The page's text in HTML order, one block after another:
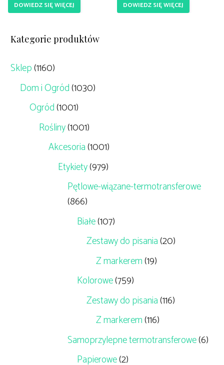
DOWIEDZ SIĘ WIĘCEJ DOWIEDZ SIĘ WIĘCEJ
Kategorie produktów
Sklep(1160)
Dom i Ogród(1030)
Ogród(1001)
Rośliny(1001)
Akcesoria(1001)
Etykiety(979)
Pętlowe-wiązane-termotransferowe
(866)
Białe(107)
Zestawy do pisania(20)
Z markerem(19)
Kolorowe(759)
Zestawy do pisania(116)
Z markerem(116)
Samoprzylepne termotransferowe(6)
Papierowe(2)